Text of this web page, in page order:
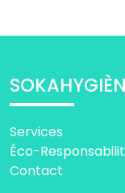
Services
Éco-
Contact